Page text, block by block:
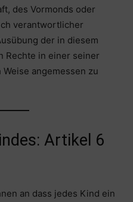
des Vormonds oder
verantwortlicher
der in diesem
Rechte in einer seiner
angemessen zu
Artikel 6
an dass jedes Kind ein